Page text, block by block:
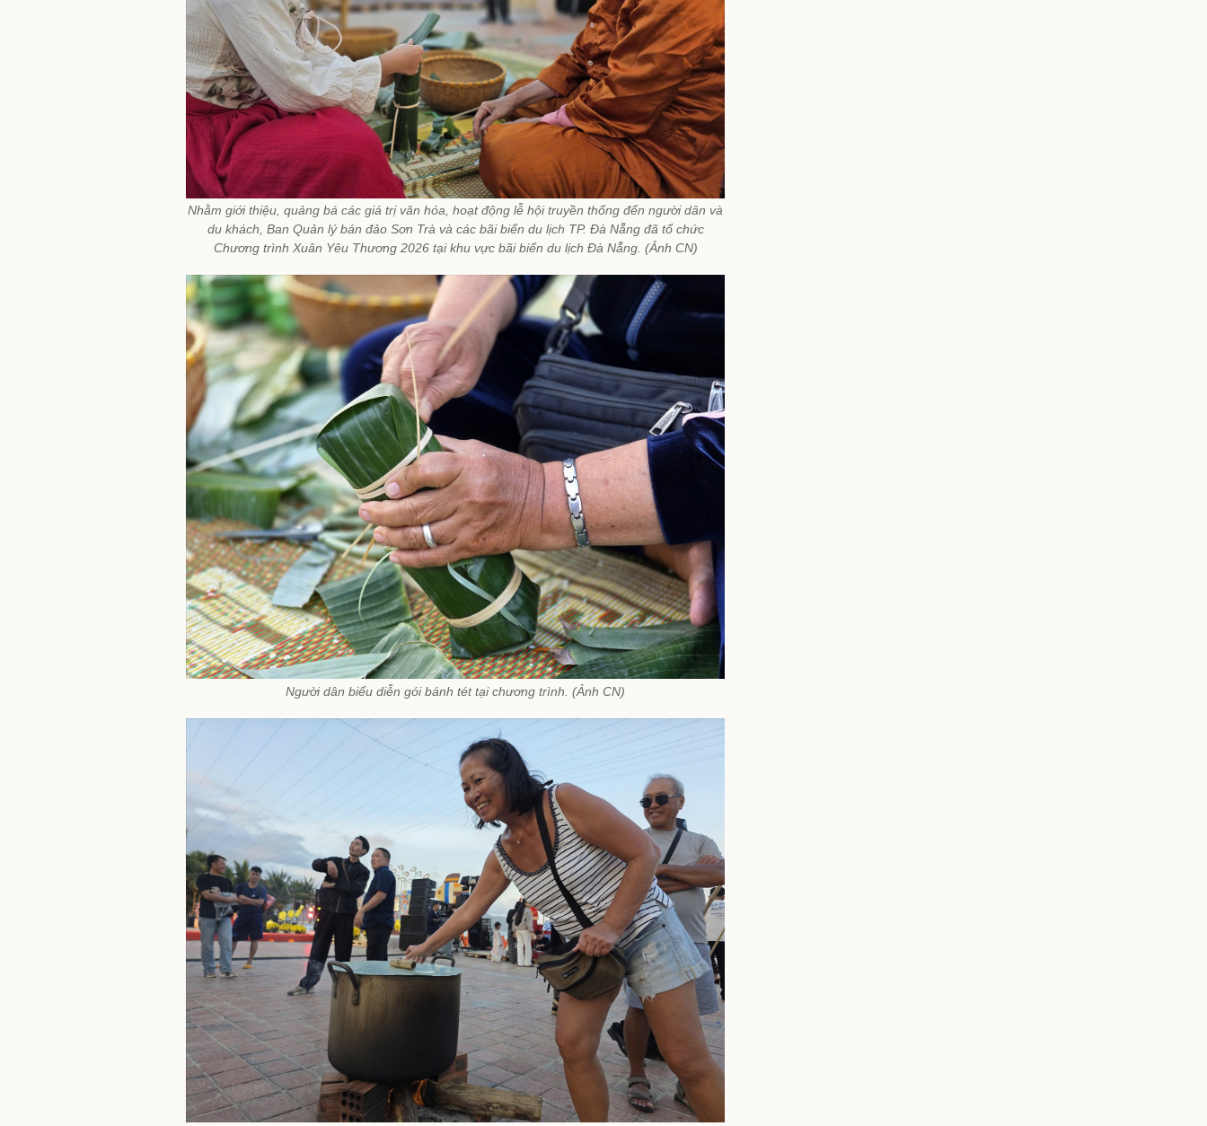
Nhằm giới thiệu, quảng bá các giá trị văn hóa, hoạt động lễ hội truyền thống đến người dân và
du khách, Ban Quản lý bán đảo Sơn Trà và các bãi biển du lịch TP. Đà Nẵng đã tổ chức
Chương trình Xuân Yêu Thương 2026 tại khu vực bãi biển du lịch Đà Nẵng. (Ảnh CN)
Người dân biểu diễn gói bánh tét tại chương trình. (Ảnh CN)